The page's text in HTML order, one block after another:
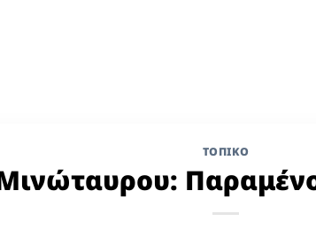
ΤΟΠΙΚΌ